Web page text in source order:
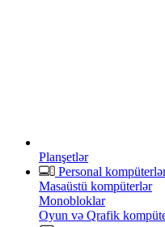
Planşetlər
Personal
Masaüstü kompüterlər
Monobloklar
Oyun və Qrafik